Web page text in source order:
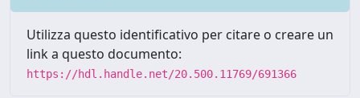
Utilizza questo identificativo per citare o creare un
link a questo documento:
https://hdl.handle.net/20.500.11769/691366